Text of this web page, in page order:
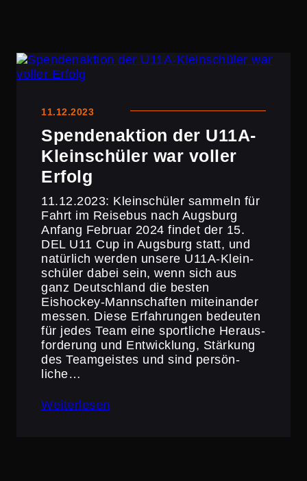
11.12.2023
Spenden­ak­tion der U11A-
Klein­schüler war voller
Erfolg
11.12.2023: Klein­schüler sammeln für
Fahrt im Reisebus nach Augsburg
Anfang Februar 2024 findet der 15.
DEL U11 Cup in Augsburg statt, und
natürlich werden unsere U11A-Klein­
schüler dabei sein, wenn sich aus
ganz Deutsch­land die besten
Eishockey-Mannschaften mitein­ander
messen. Diese Erfah­rungen bedeuten
für jedes Team eine sport­liche Heraus­
for­de­rung und Entwick­lung, Stärkung
des Teamgeistes und sind persön­
liche…
Weiterlesen